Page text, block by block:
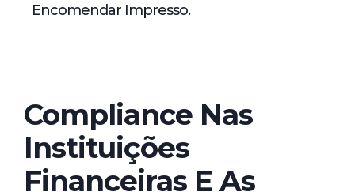
Encomendar Impresso.
Compliance Nas
Instituições
Financeiras E As